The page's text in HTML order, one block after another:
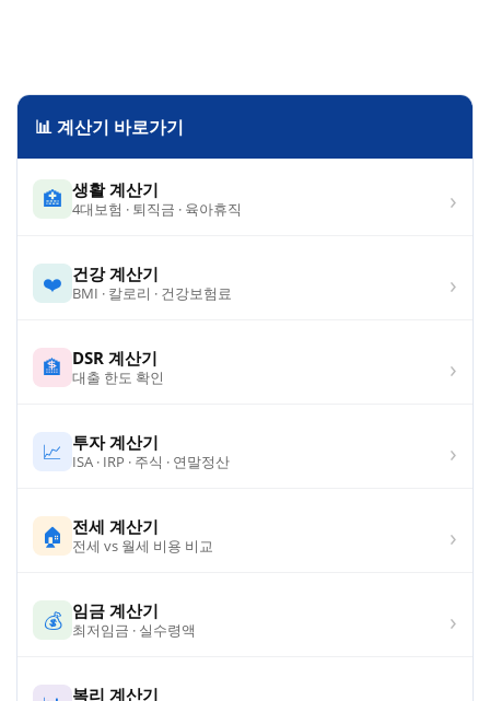
📊 계산기 바로가기
🏥 생활 계산기
4대보험 · 퇴직금 · 육아휴직 ›
❤️ 건강 계산기
BMI · 칼로리 · 건강보험료 ›
🏦 DSR 계산기
대출 한도 확인 ›
📈 투자 계산기
ISA · IRP · 주식 · 연말정산 ›
🏠 전세 계산기
전세 vs 월세 비용 비교 ›
💰 임금 계산기
최저임금 · 실수령액 ›
복리 계산기